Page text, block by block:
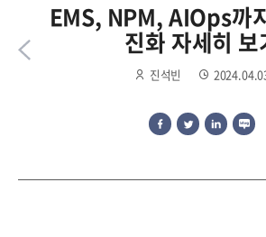
EMS, NPM, AIOps까
진화 자세히 보
진석빈